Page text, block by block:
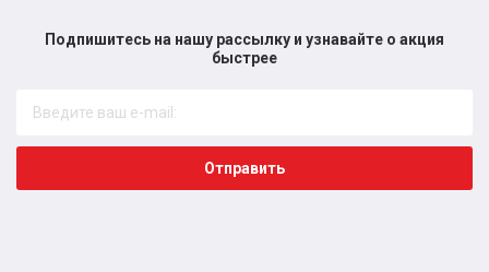
Подпишитесь на нашу рассылку и узнавайте о акция
быстрее​
Отправить